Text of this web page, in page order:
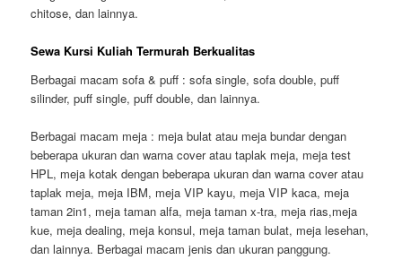
chitose, dan lainnya.
Sewa Kursi Kuliah Termurah Berkualitas
Berbagai macam sofa & puff : sofa single, sofa double, puff
silinder, puff single, puff double, dan lainnya.
Berbagai macam meja : meja bulat atau meja bundar dengan
beberapa ukuran dan warna cover atau taplak meja, meja test
HPL, meja kotak dengan beberapa ukuran dan warna cover atau
taplak meja, meja IBM, meja VIP kayu, meja VIP kaca, meja
taman 2in1, meja taman alfa, meja taman x-tra, meja rias,meja
kue, meja dealing, meja konsul, meja taman bulat, meja lesehan,
dan lainnya. Berbagai macam jenis dan ukuran panggung.